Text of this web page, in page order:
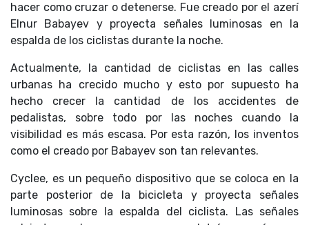
hacer como cruzar o detenerse. Fue creado por el azerí
Elnur Babayev y proyecta señales luminosas en la
espalda de los ciclistas durante la noche.
Actualmente, la cantidad de ciclistas en las calles
urbanas ha crecido mucho y esto por supuesto ha
hecho crecer la cantidad de los accidentes de
pedalistas, sobre todo por las noches cuando la
visibilidad es más escasa. Por esta razón, los inventos
como el creado por Babayev son tan relevantes.
Cyclee, es un pequeño dispositivo que se coloca en la
parte posterior de la bicicleta y proyecta señales
luminosas sobre la espalda del ciclista. Las señales